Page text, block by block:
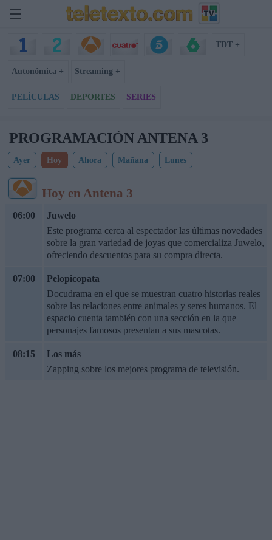
☰
TDT +
Autonómica + Streaming +
PELÍCULAS DEPORTES SERIES
PROGRAMACIÓN ANTENA 3
Ayer Hoy Ahora Mañana Lunes
Hoy en Antena 3
06:00
Juwelo
Este programa cerca al espectador las últimas novedades
sobre la gran variedad de joyas que comercializa Juwelo,
ofreciendo descuentos para su compra directa.
07:00
Pelopicopata
Docudrama en el que se muestran cuatro historias reales
sobre las relaciones entre animales y seres humanos. El
espacio cuenta también con una sección en la que
personajes famosos presentan a sus mascotas.
08:15
Los más
Zapping sobre los mejores programa de televisión.